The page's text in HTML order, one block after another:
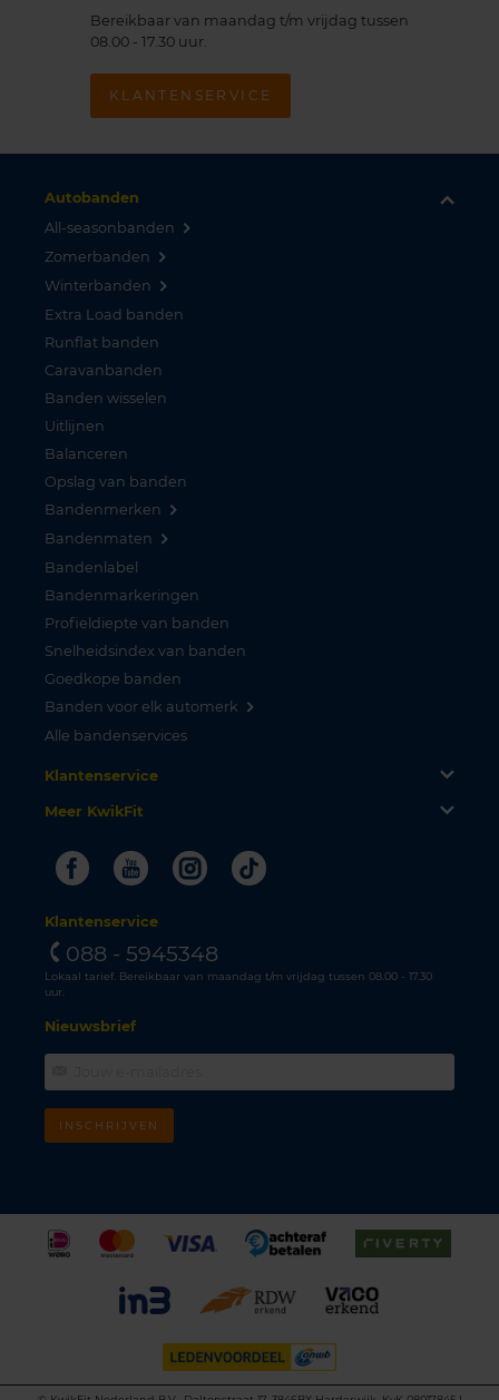
Bereikbaar van maandag t/m vrijdag tussen
08.00 - 17.30 uur.
KLANTENSERVICE
Autobanden
All-seasonbanden
Zomerbanden
Winterbanden
Extra Load banden
Runflat banden
Caravanbanden
Banden wisselen
Uitlijnen
Balanceren
Opslag van banden
Bandenmerken
Bandenmaten
Bandenlabel
Bandenmarkeringen
Profieldiepte van banden
Snelheidsindex van banden
Goedkope banden
Banden voor elk automerk
Alle bandenservices
Klantenservice
Meer KwikFit
FacebookYoutubeInstagram
Tiktok
Klantenservice
088 - 5945348
Lokaal tarief. Bereikbaar van maandag t/m vrijdag tussen 08.00 - 17.30
uur.
Nieuwsbrief
INSCHRIJVEN